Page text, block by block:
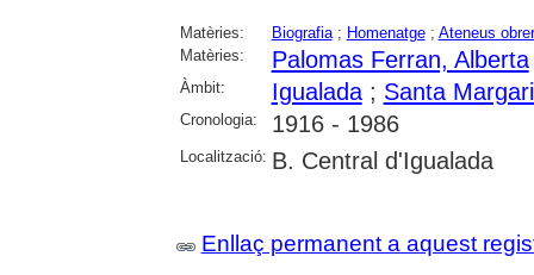
Matèries: Biografia; Homenatge; Ateneus
Matèries:
Palomas Ferran, Alberta
Àmbit: Igualada; Santa
Cronologia: 1916 - 1986
Localització: B. Central d'Igualada
Enllaç permanent a aquest